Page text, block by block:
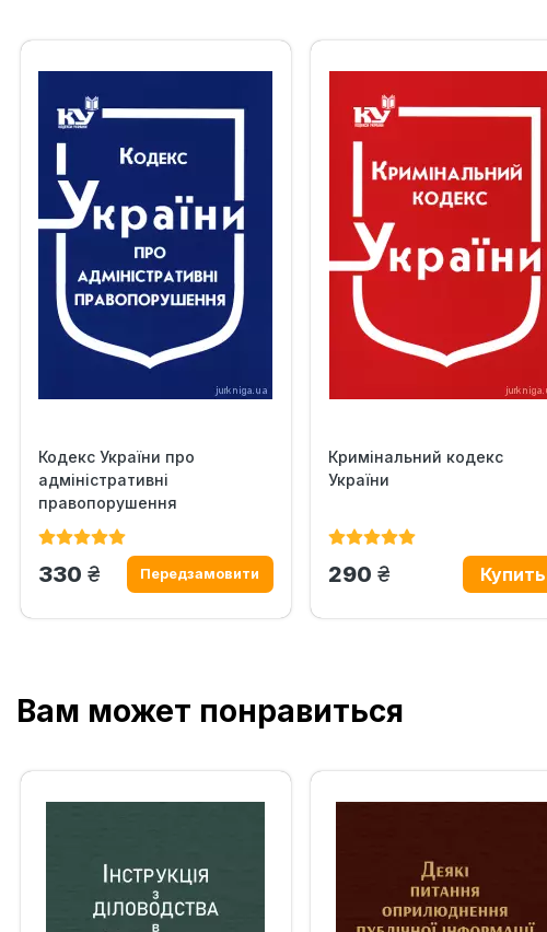
Кодекс України про
адміністративні
правопорушення
330 грн.
Кримінальний кодекс
України
290 грн.
Вам может понравиться